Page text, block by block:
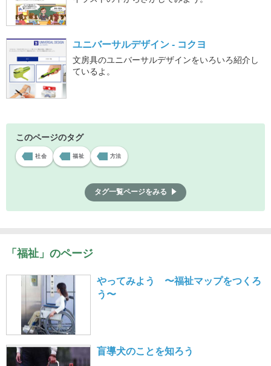
ユニバーサルデザイン - コクヨ
文房具のユニバーサルデザインをいろいろ紹介し
ているよ。
このページのタグ
社会 福祉 方法
タグ一覧ページをみる
「福祉」のページ
やってみよう 〜福祉マップをつくろ
う〜
盲導犬のことを知ろう